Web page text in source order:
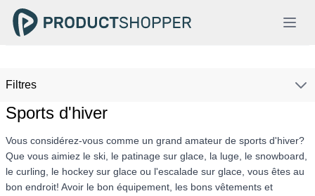
Filtres
Sports d'hiver
Vous considérez-vous comme un grand amateur de sports d'hiver?
Que vous aimiez le ski, le patinage sur glace, la luge, le snowboard,
le curling, le hockey sur glace ou l'escalade sur glace, vous êtes au
bon endroit! Avoir le bon équipement, les bons vêtements et